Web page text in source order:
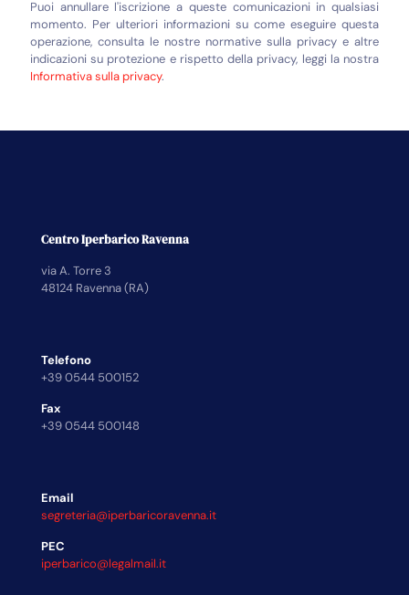
Puoi annullare l'iscrizione a queste comunicazioni in qualsiasi
momento. Per ulteriori informazioni su come eseguire questa
operazione, consulta le nostre normative sulla privacy e altre
indicazioni su protezione e rispetto della privacy, leggi la nostra
Informativa sulla privacy.
Centro Iperbarico Ravenna
via A. Torre 3
48124 Ravenna (RA)
Telefono
+39 0544 500152
Fax
+39 0544 500148
Email
segreteria@iperbaricoravenna.it
PEC
iperbarico@legalmail.it